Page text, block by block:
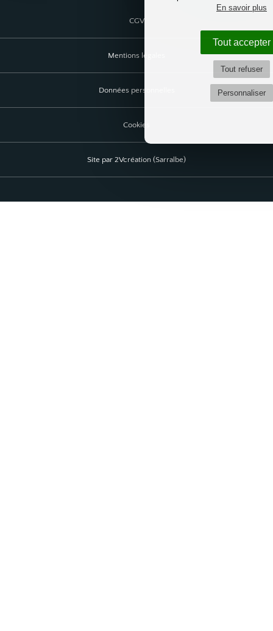
En savoir plus
Tout accepter
Tout refuser
Personnaliser
CGV
Mentions légales
Données personnelles
Cookies
Site par 2Vcréation (Sarralbe)